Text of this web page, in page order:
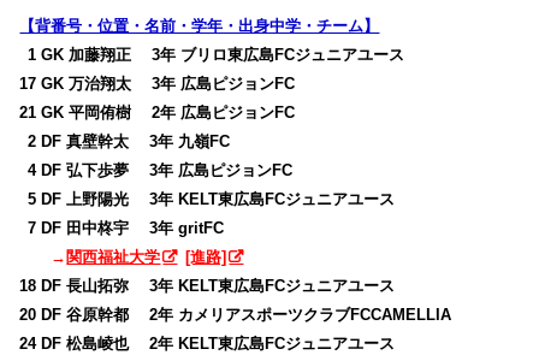
【背番号・位置・名前・学年・出身中学・チーム】
01 GK 加藤翔正 3年 ブリロ東広島FCジュニアユース
17 GK 万治翔太 3年 広島ピジョンFC
21 GK 平岡侑樹 2年 広島ピジョンFC
02 DF 真壁幹太 3年 九嶺FC
04 DF 弘下歩夢 3年 広島ピジョンFC
05 DF 上野陽光 3年 KELT東広島FCジュニアユース
07 DF 田中柊宇 3年 gritFC
→ 関西福祉大学
[進路]
18 DF 長山拓弥 3年 KELT東広島FCジュニアユース
20 DF 谷原幹都 2年 カメリアスポーツクラブFCCAMELLIA
24 DF 松島崚也 2年 KELT東広島FCジュニアユース